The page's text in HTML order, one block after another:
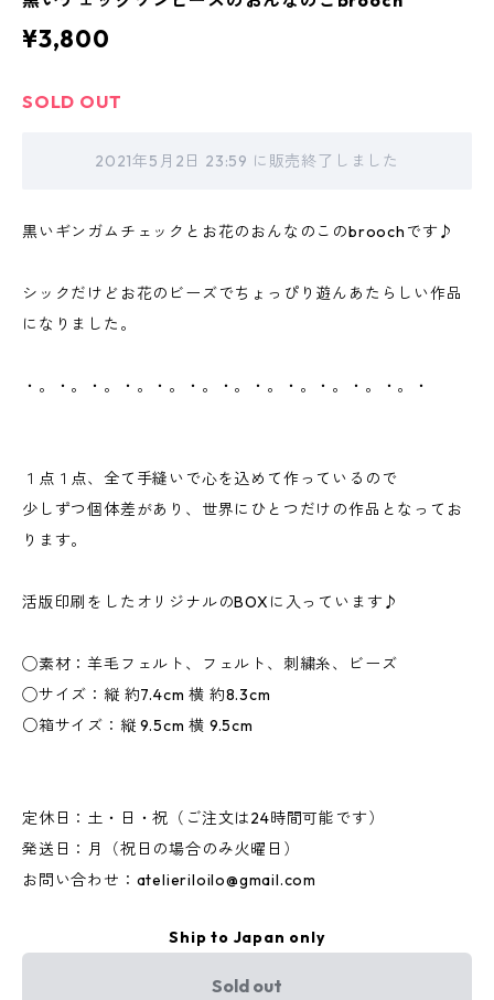
¥3,800
SOLD OUT
2021年5月2日 23:59 に販売終了しました
黒いギンガムチェックとお花のおんなのこのbroochです♪
シックだけどお花のビーズでちょっぴり遊んあたらしい作品
になりました。
・。・。・。・。・。・。・。・。・。・。・。・。・
１点１点、全て手縫いで心を込めて作っているので
少しずつ個体差があり、世界にひとつだけの作品となってお
ります。
活版印刷をしたオリジナルのBOXに入っています♪
◯素材：羊毛フェルト、フェルト、刺繍糸、ビーズ
◯サイズ：縦 約7.4cm 横 約8.3cm
○箱サイズ：縦 9.5cm 横 9.5cm
定休日：土・日・祝（ご注文は24時間可能です）
発送日：月（祝日の場合のみ火曜日）
お問い合わせ： atelieriloilo@gmail.com
Ship to Japan only
Sold out